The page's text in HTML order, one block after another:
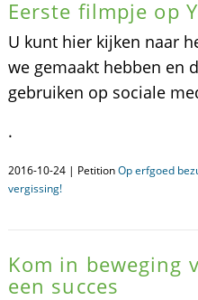
Eerste filmpje op
U kunt hier kijken naar
we gemaakt hebben en
gebruiken op sociale
.
2016-10-24 | PetitionOp erfgoed
vergissing!
Kom in beweging
een succes